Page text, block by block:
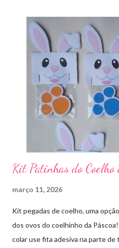
Kit Patinhas do Coelho
março 11, 2026
Kit pegadas de coelho, uma
dos ovos do coelhinho da
colar use fita adesiva na parte de